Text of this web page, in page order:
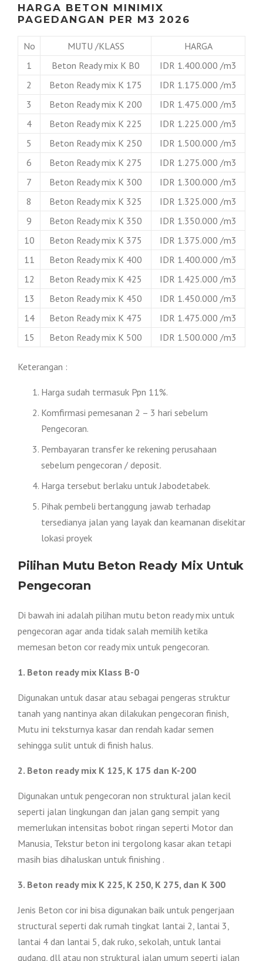
HARGA BETON MINIMIX
PAGEDANGAN PER M3 2026
No MUTU /KLASS
HARGA
1
Beton Ready mix K B0
IDR 1.400.000 /m3
2
Beton Ready mix K 175
IDR 1.175.000 /m3
3
Beton Ready mix K 200
IDR 1.475.000 /m3
4
Beton Ready mix K 225
IDR 1.225.000 /m3
5
Beton Ready mix K 250
IDR 1.500.000 /m3
6
Beton Ready mix K 275
IDR 1.275.000 /m3
7
Beton Ready mix K 300
IDR 1.300.000 /m3
8
Beton Ready mix K 325
IDR 1.325.000 /m3
9
Beton Ready mix K 350
IDR 1.350.000 /m3
10
Beton Ready mix K 375
IDR 1.375.000 /m3
11
Beton Ready mix K 400
IDR 1.400.000 /m3
12
Beton Ready mix K 425
IDR 1.425.000 /m3
13
Beton Ready mix K 450
IDR 1.450.000 /m3
14
Beton Ready mix K 475
IDR 1.475.000 /m3
15
Beton Ready mix K 500 IDR 1.500.000 /m3
Keterangan :
Harga sudah termasuk Ppn 11%.
Komfirmasi pemesanan 2 – 3 hari sebelum
Pengecoran.
Pembayaran transfer ke rekening perusahaan
sebelum pengecoran / deposit.
Harga tersebut berlaku untuk Jabodetabek.
Pihak pembeli bertanggung jawab terhadap
tersedianya jalan yang layak dan keamanan disekitar
lokasi proyek
Pilihan Mutu Beton Ready Mix Untuk
Pengecoran
Di bawah ini adalah pilihan mutu beton ready mix untuk
pengecoran agar anda tidak salah memilih ketika
memesan beton cor ready mix untuk pengecoran.
1. Beton ready mix Klass B-0
Digunakan untuk dasar atau sebagai pengeras struktur
tanah yang nantinya akan dilakukan pengecoran finish,
Mutu ini teksturnya kasar dan rendah kadar semen
sehingga sulit untuk di finish halus.
2. Beton ready mix K 125, K 175 dan K-200
Digunakan untuk pengecoran non struktural jalan kecil
seperti jalan lingkungan dan jalan gang sempit yang
memerlukan intensitas bobot ringan seperti Motor dan
Manusia, Tekstur beton ini tergolong kasar akan tetapi
masih bias dihaluskan untuk finishing .
3. Beton ready mix K 225, K 250, K 275, dan K 300
Jenis Beton cor ini bisa digunakan baik untuk pengerjaan
structural seperti dak rumah tingkat lantai 2, lantai 3,
lantai 4 dan lantai 5, dak ruko, sekolah, untuk lantai
gudang, dll atau non struktural jalan umum seperti jalan